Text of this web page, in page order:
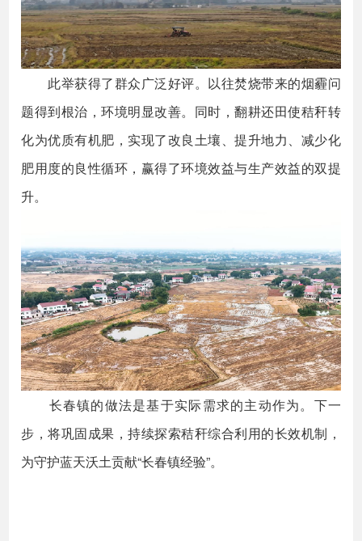
此举获得了群众广泛好评。以往焚烧带来的烟霾问
题得到根治，环境明显改善。同时，翻耕还田使秸秆转
化为优质有机肥，实现了改良土壤、提升地力、减少化
肥用度的良性循环，赢得了环境效益与生产效益的双提
升。
长春镇的做法是基于实际需求的主动作为。下一
步，将巩固成果，持续探索秸秆综合利用的长效机制，
为守护蓝天沃土贡献“长春镇经验”。